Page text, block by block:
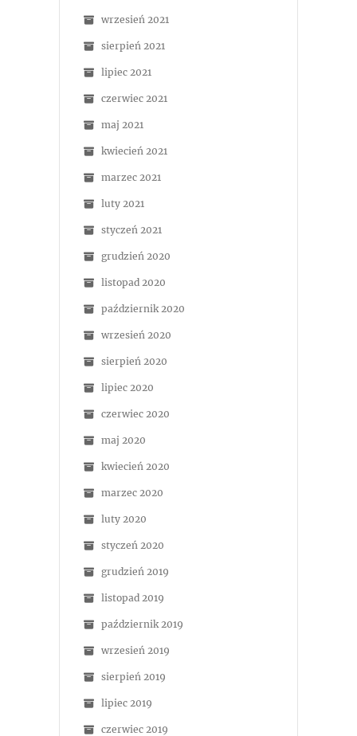
wrzesień 2021
sierpień 2021
lipiec 2021
czerwiec 2021
maj 2021
kwiecień 2021
marzec 2021
luty 2021
styczeń 2021
grudzień 2020
listopad 2020
październik 2020
wrzesień 2020
sierpień 2020
lipiec 2020
czerwiec 2020
maj 2020
kwiecień 2020
marzec 2020
luty 2020
styczeń 2020
grudzień 2019
listopad 2019
październik 2019
wrzesień 2019
sierpień 2019
lipiec 2019
czerwiec 2019